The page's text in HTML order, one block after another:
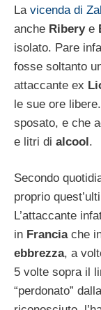
La vicenda di
anche Ribery e
isolato. Pare
fosse soltanto
attaccante ex
le sue ore
sposato, e che
e litri di alcool.
Secondo
proprio
L’attaccante
in Francia che
ebbrezza, a
5 volte sopra il
“perdonato”